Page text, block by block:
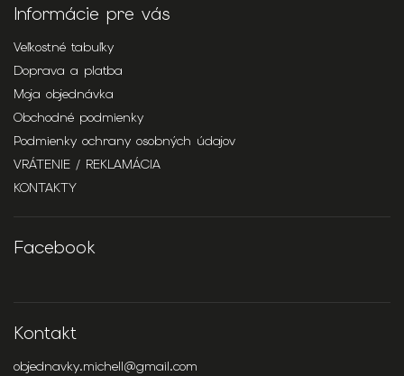
Informácie pre vás
Veľkostné tabuľky
Doprava a platba
Moja objednávka
Obchodné podmienky
Podmienky ochrany osobných údajov
VRÁTENIE / REKLAMÁCIA
KONTAKTY
Facebook
Kontakt
objednavky.michell@gmail.com